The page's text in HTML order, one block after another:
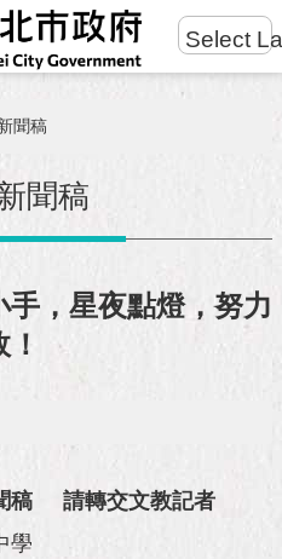
Select
聞稿
聞稿
，星夜點燈，努力
稿 請轉交文教記者
學